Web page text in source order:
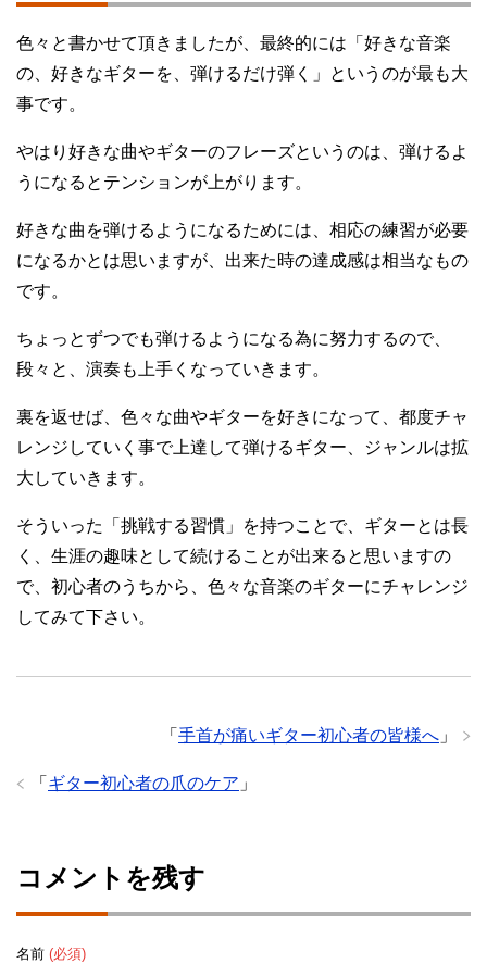
色々と書かせて頂きましたが、最終的には「好きな音楽
の、好きなギターを、弾けるだけ弾く」というのが最も大
事です。
やはり好きな曲やギターのフレーズというのは、弾けるよ
うになるとテンションが上がります。
好きな曲を弾けるようになるためには、相応の練習が必要
になるかとは思いますが、出来た時の達成感は相当なもの
です。
ちょっとずつでも弾けるようになる為に努力するので、
段々と、演奏も上手くなっていきます。
裏を返せば、色々な曲やギターを好きになって、都度チャ
レンジしていく事で上達して弾けるギター、ジャンルは拡
大していきます。
そういった「挑戦する習慣」を持つことで、ギターとは長
く、生涯の趣味として続けることが出来ると思いますの
で、初心者のうちから、色々な音楽のギターにチャレンジ
してみて下さい。
「 手首が痛いギター初心者の皆様へ 」
「 ギター初心者の爪のケア 」
コメントを残す
名前 (必須)